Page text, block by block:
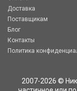
Доставка
Поставщикам
Блог
Контакты
Политика
2007-2026 ©